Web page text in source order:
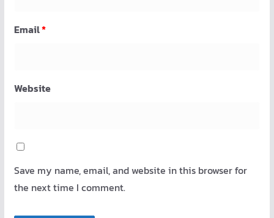
Email*
Website
Save my name, email, and website in this browser for
the next time I comment.